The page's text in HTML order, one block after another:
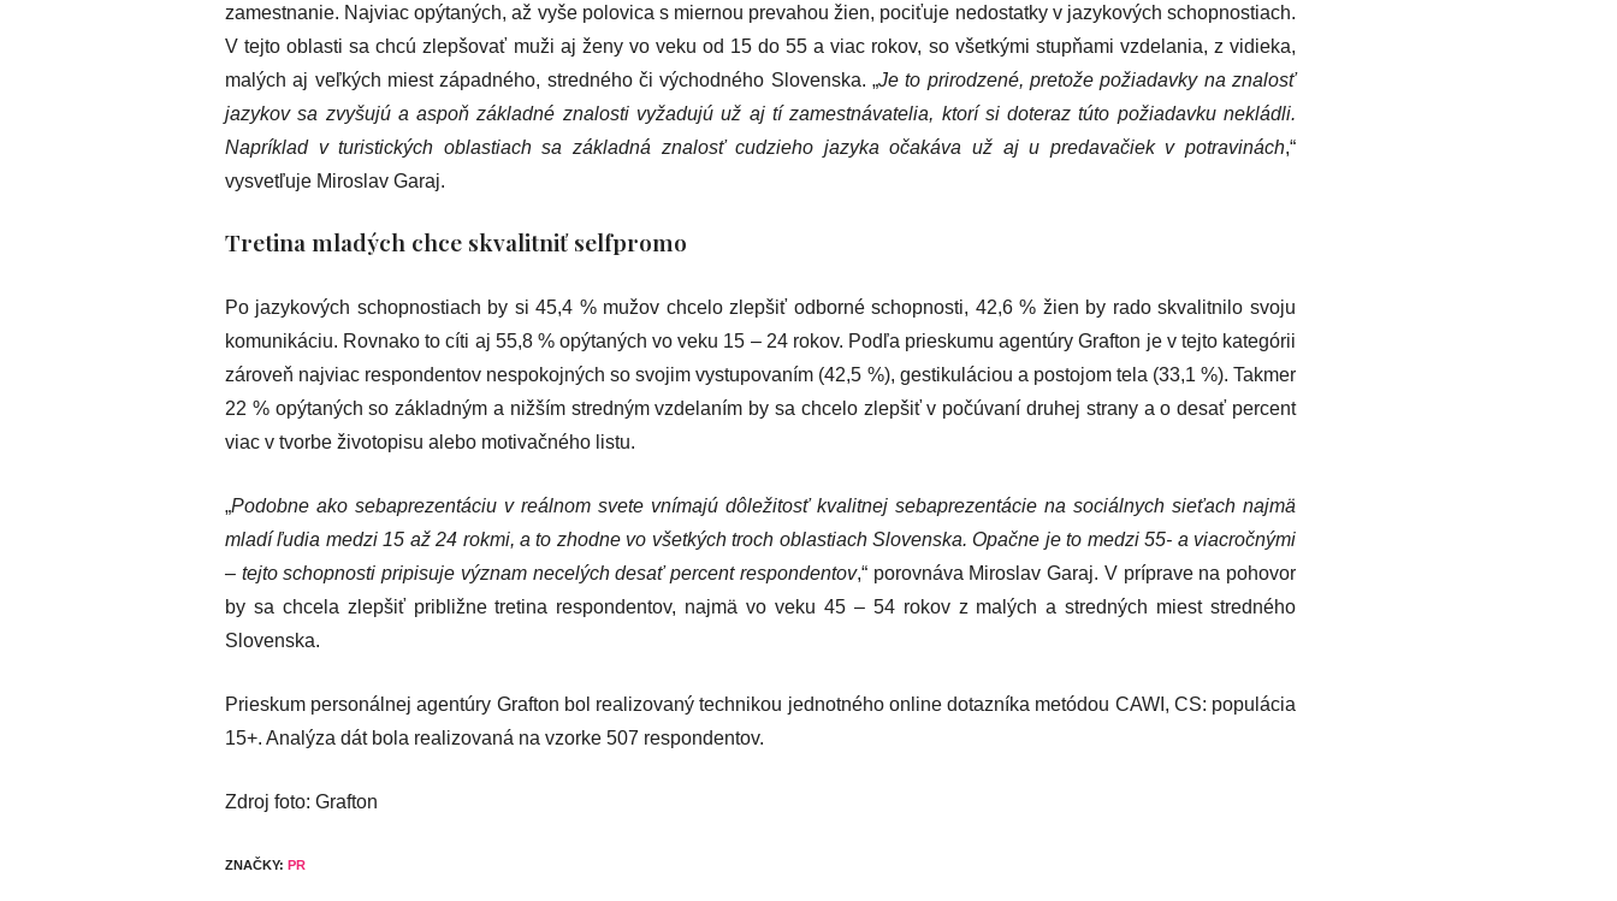
zamestnanie. Najviac opýtaných, až vyše polovica s miernou prevahou žien, pociťuje nedostatky v jazykových schopnostiach.
V tejto oblasti sa chcú zlepšovať muži aj ženy vo veku od 15 do 55 a viac rokov, so všetkými stupňami vzdelania, z vidieka,
malých aj veľkých miest západného, stredného či východného Slovenska. „Je to prirodzené, pretože požiadavky na znalosť
jazykov sa zvyšujú a aspoň základné znalosti vyžadujú už aj tí zamestnávatelia, ktorí si doteraz túto požiadavku nekládli.
Napríklad v turistických oblastiach sa základná znalosť cudzieho jazyka očakáva už aj u predavačiek v potravinách,“
vysvetľuje Miroslav Garaj.
Tretina mladých chce skvalitniť selfpromo
Po jazykových schopnostiach by si 45,4 % mužov chcelo zlepšiť odborné schopnosti, 42,6 % žien by rado skvalitnilo svoju
komunikáciu. Rovnako to cíti aj 55,8 % opýtaných vo veku 15 – 24 rokov. Podľa prieskumu agentúry Grafton je v tejto kategórii
zároveň najviac respondentov nespokojných so svojim vystupovaním (42,5 %), gestikuláciou a postojom tela (33,1 %). Takmer
22 % opýtaných so základným a nižším stredným vzdelaním by sa chcelo zlepšiť v počúvaní druhej strany a o desať percent
viac v tvorbe životopisu alebo motivačného listu.
„Podobne ako sebaprezentáciu v reálnom svete vnímajú dôležitosť kvalitnej sebaprezentácie na sociálnych sieťach najmä
mladí ľudia medzi 15 až 24 rokmi, a to zhodne vo všetkých troch oblastiach Slovenska. Opačne je to medzi 55- a viacročnými
– tejto schopnosti pripisuje význam necelých desať percent respondentov,“ porovnáva Miroslav Garaj. V príprave na pohovor
by sa chcela zlepšiť približne tretina respondentov, najmä vo veku 45 – 54 rokov z malých a stredných miest stredného
Slovenska.
Prieskum personálnej agentúry Grafton bol realizovaný technikou jednotného online dotazníka metódou CAWI, CS: populácia
15+. Analýza dát bola realizovaná na vzorke 507 respondentov.
Zdroj foto: Grafton
ZNAČKY: PR